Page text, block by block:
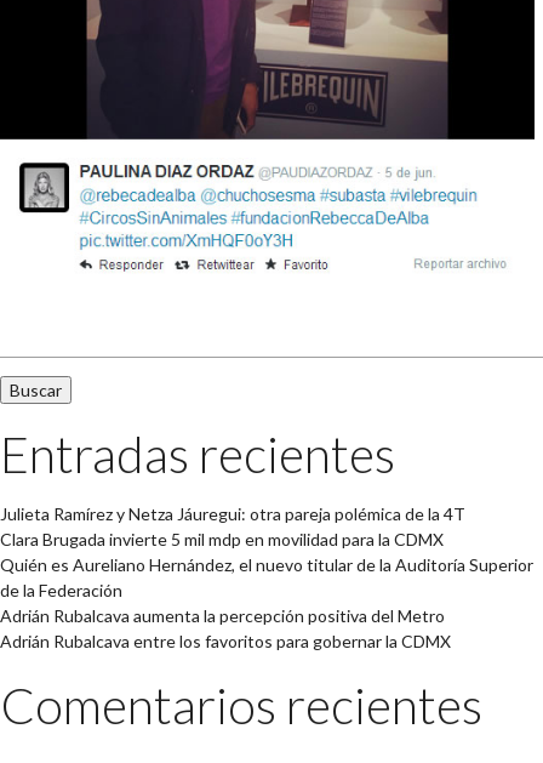
Entradas recientes
Julieta Ramírez y Netza Jáuregui: otra pareja polémica de la 4T
Clara Brugada invierte 5 mil mdp en movilidad para la CDMX
Quién es Aureliano Hernández, el nuevo titular de la Auditoría Superior
de la Federación
Adrián Rubalcava aumenta la percepción positiva del Metro
Adrián Rubalcava entre los favoritos para gobernar la CDMX
Comentarios recientes